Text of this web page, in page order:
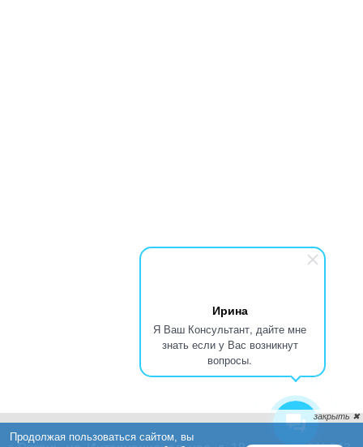
Ирина
Я Ваш Консультант, дайте мне
знать если у Вас возникнут
вопросы.